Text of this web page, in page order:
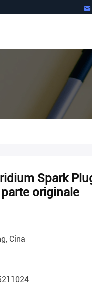
Spark
originale
Cina